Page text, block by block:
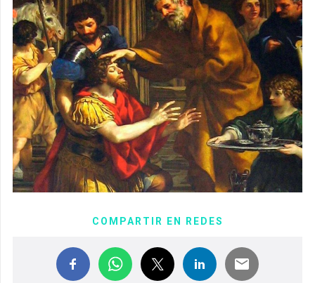
COMPARTIR EN REDES